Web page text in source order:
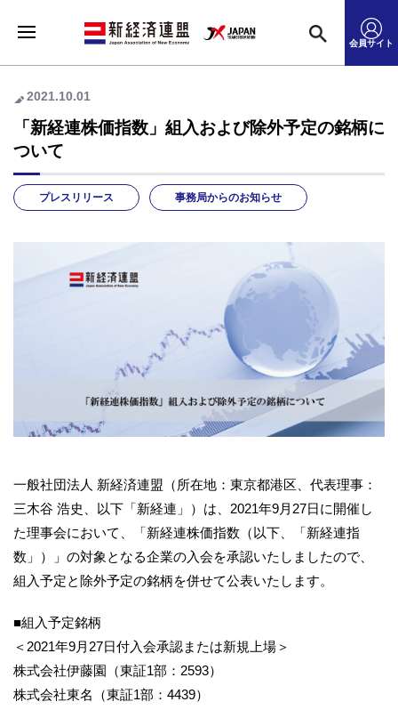
会員サイト
2021.10.01
「新経連株価指数」組入および除外予定の銘柄に
ついて
プレスリリース 事務局からのお知らせ
一般社団法人 新経済連盟（所在地：東京都港区、代表理事：
三木谷 浩史、以下「新経連」）は、2021年9月27日に開催し
た理事会において、「新経連株価指数（以下、「新経連指
数」）」の対象となる企業の入会を承認いたしましたので、
組入予定と除外予定の銘柄を併せて公表いたします。
■組入予定銘柄
＜2021年9月27日付入会承認または新規上場＞
株式会社伊藤園（東証1部：2593）
株式会社東名（東証1部：4439）